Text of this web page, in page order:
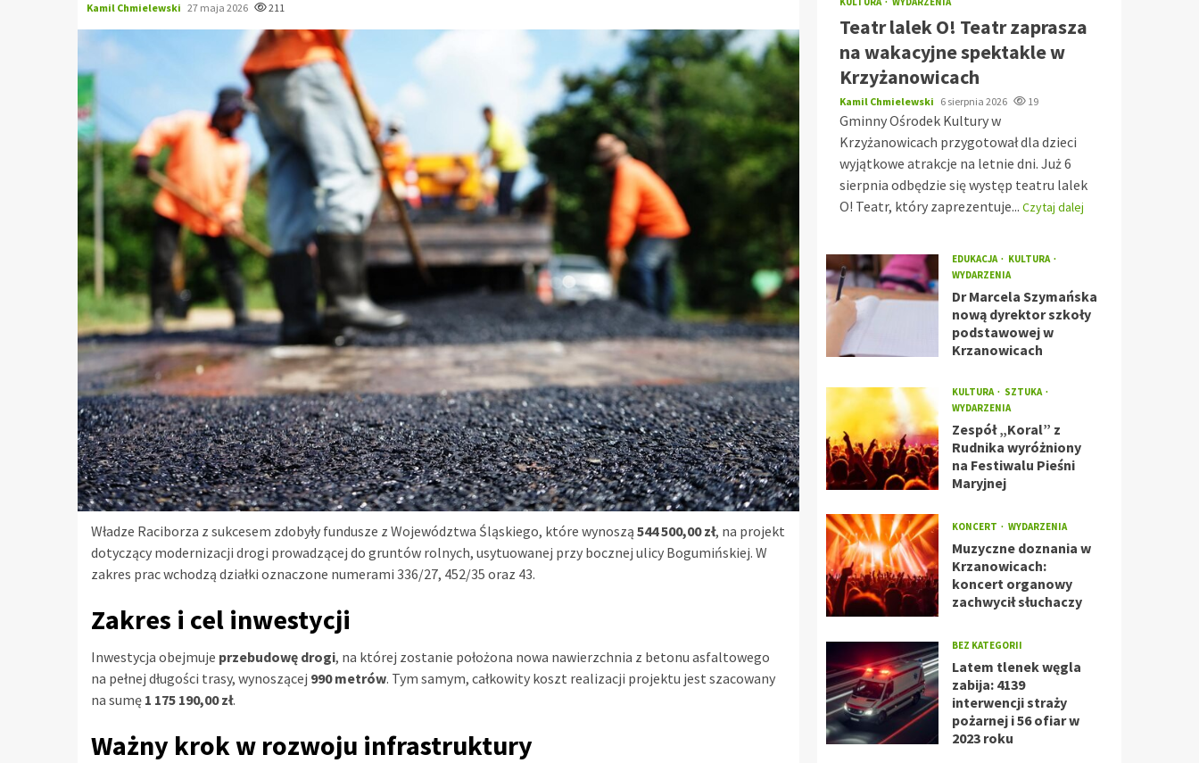
Kamil Chmielewski 27 maja 2026 211
Władze Raciborza z sukcesem zdobyły fundusze z Województwa Śląskiego, które wynoszą 544 500,00 zł, na projekt
dotyczący modernizacji drogi prowadzącej do gruntów rolnych, usytuowanej przy bocznej ulicy Bogumińskiej. W
zakres prac wchodzą działki oznaczone numerami 336/27, 452/35 oraz 43.
Zakres i cel inwestycji
Inwestycja obejmuje przebudowę drogi, na której zostanie położona nowa nawierzchnia z betonu asfaltowego
na pełnej długości trasy, wynoszącej 990 metrów. Tym samym, całkowity koszt realizacji projektu jest szacowany
na sumę 1 175 190,00 zł.
Ważny krok w rozwoju infrastruktury
Teatr lalek O! Teatr zaprasza
na wakacyjne spektakle w
Krzyżanowicach
Kamil Chmielewski 6 sierpnia 2026 19
Gminny Ośrodek Kultury w
Krzyżanowicach przygotował dla dzieci
wyjątkowe atrakcje na letnie dni. Już 6
sierpnia odbędzie się występ teatru lalek
O! Teatr, który zaprezentuje... Czytaj dalej
EDUKACJA
KULTURA
WYDARZENIA
Dr Marcela Szymańska
nową dyrektor szkoły
podstawowej w
Krzanowicach
KULTURA
SZTUKA
WYDARZENIA
Zespół „Koral” z
Rudnika wyróżniony
na Festiwalu Pieśni
Maryjnej
KONCERT WYDARZENIA
Muzyczne doznania w
Krzanowicach:
koncert organowy
zachwycił słuchaczy
BEZ KATEGORII
Latem tlenek węgla
zabija: 4139
interwencji straży
pożarnej i 56 ofiar w
2023 roku